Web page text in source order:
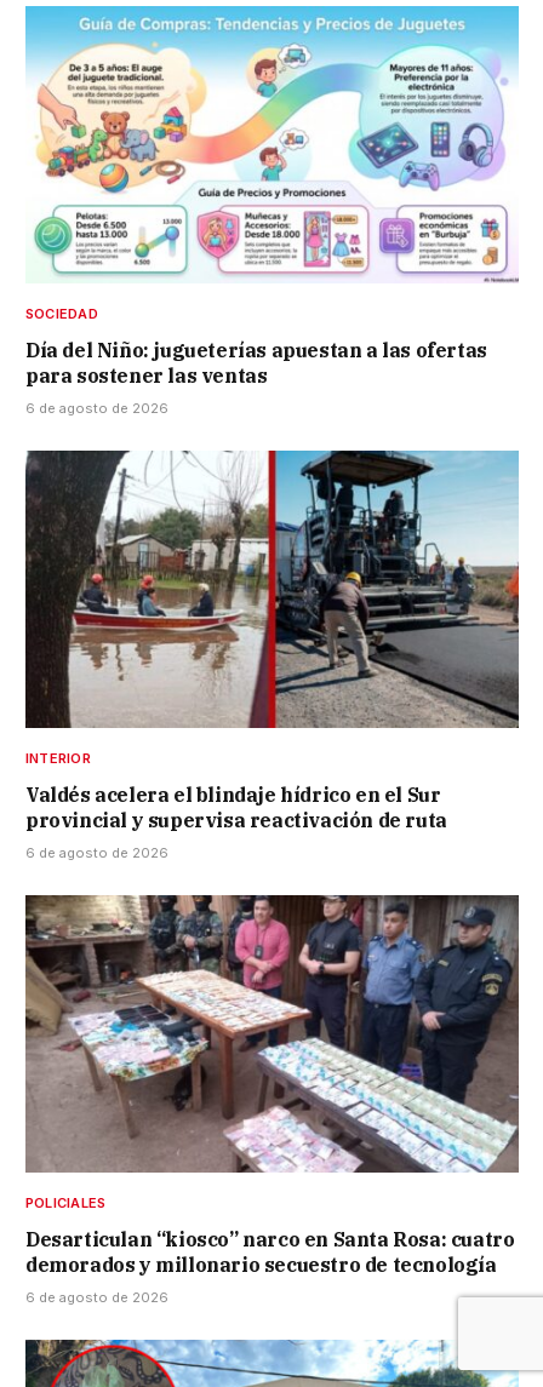
SOCIEDAD
Día del Niño: jugueterías apuestan a las ofertas
para sostener las ventas
6 de agosto de 2026
INTERIOR
Valdés acelera el blindaje hídrico en el Sur
provincial y supervisa reactivación de ruta
6 de agosto de 2026
POLICIALES
Desarticulan “kiosco” narco en Santa Rosa: cuatro
demorados y millonario secuestro de tecnología
6 de agosto de 2026